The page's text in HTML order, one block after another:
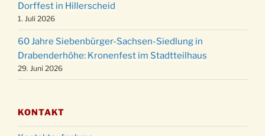
24.12.
Christmette mit der ev. Jugend in der Kirche
um 23:00 Uhr
31.12.
Gottesdienst zu Silvester in der Kirche um
18:00 Uhr
Dorffest in Hillerscheid
1. Juli 2026
60 Jahre Siebenbürger-Sachsen-Siedlung in
Drabenderhöhe: Kronenfest im Stadtteilhaus
29. Juni 2026
KONTAKT